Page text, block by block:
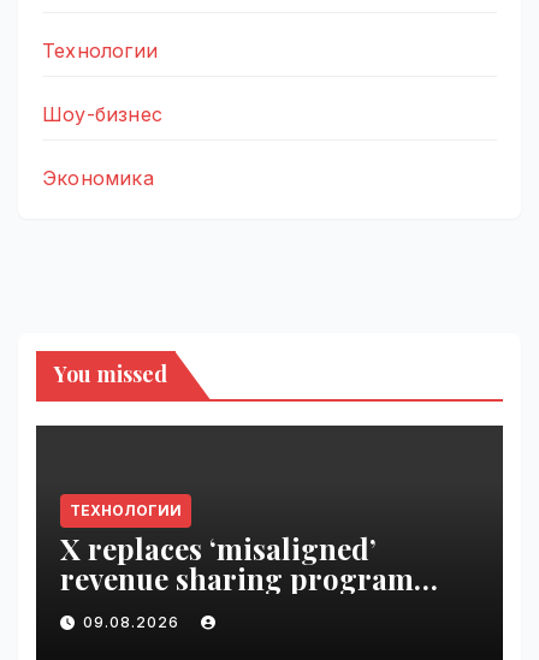
Технологии
Шоу-бизнес
Экономика
You missed
ТЕХНОЛОГИИ
X replaces ‘misaligned’
revenue sharing program
with Original Content
Rewards | VseTime.ru
09.08.2026